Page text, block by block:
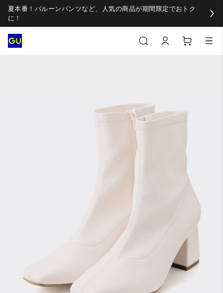
夏本番！バルーンパンツなど、人気の商品が期間限定でおトク
に！